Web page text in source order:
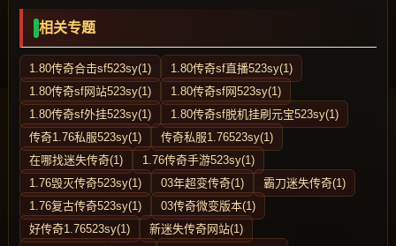
相关专题
1.80传奇合击sf523sy(1)
1.80传奇sf直播523sy(1)
1.80传奇sf网站523sy(1)
1.80传奇sf网523sy(1)
1.80传奇sf外挂523sy(1)
1.80传奇sf脱机挂刷元宝523sy(1)
传奇1.76私服523sy(1)
传奇私服1.76523sy(1)
在哪找迷失传奇(1)
1.76传奇手游523sy(1)
1.76毁灭传奇523sy(1)
03年超变传奇(1)
霸刀迷失传奇(1)
1.76复古传奇523sy(1)
03传奇微变版本(1)
好传奇1.76523sy(1)
新迷失传奇网站(1)